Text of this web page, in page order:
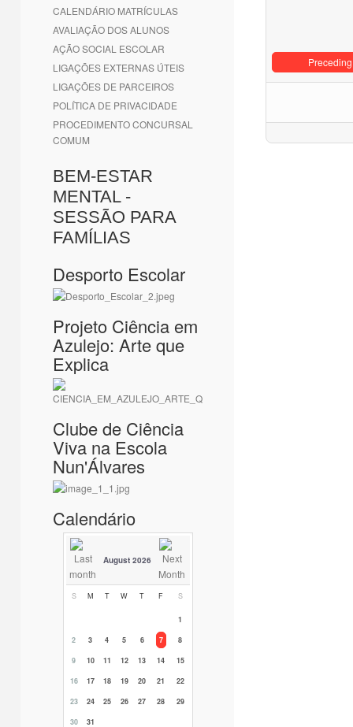
CALENDÁRIO MATRÍCULAS
AVALIAÇÃO DOS ALUNOS
AÇÃO SOCIAL ESCOLAR
LIGAÇÕES EXTERNAS ÚTEIS
LIGAÇÕES DE PARCEIROS
POLÍTICA DE PRIVACIDADE
PROCEDIMENTO CONCURSAL
COMUM
BEM-ESTAR
MENTAL -
SESSÃO PARA
FAMÍLIAS
Desporto Escolar
Projeto Ciência em
Azulejo: Arte que
Explica
Clube de Ciência
Viva na Escola
Nun'Álvares
Calendário
August 2026
S M T W T F S
1
2
3 4 5 6 7
8
9
10 11 12 13 14
15
16
17 18 19 20 21
22
23
24 25 26 27 28
29
30
31